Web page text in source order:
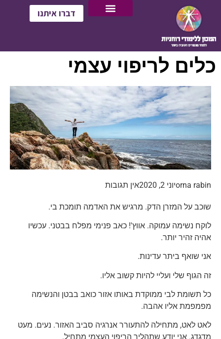
דברו איתנו
כלים לריפוי עצמי
orna rabinיוני 2, 2020 אין תגובות
שוכב על המזרן הדק. מרגיש את האדמה תומכת בי.
לוקח נשימה עמוקה. אווץ'! כאב פנימי מפלח בבטני. עכשיו
אהיה זהיר יותר.
אני שואף ביתר עדינות.
זה הגוף שלי ועליי להיות קשוב אליו.
כל תשומת לבי ממוקדת באותו אזור כואב בבטן והנשימה
מפמפמת אליו אהבה.
לאט לאט, מתחילה להתעורר אנרגיה סביב האזור. נעים. מעט
מדגדג. אני יודע שתהליך הריפוי העצמי מתחיל.